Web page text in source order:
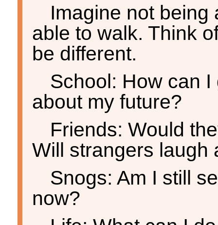
Imagine not being
able to walk. Think
be different.
School: How can
about my future?
Friends: Would
Will strangers laugh
Snogs: Am I still
now?